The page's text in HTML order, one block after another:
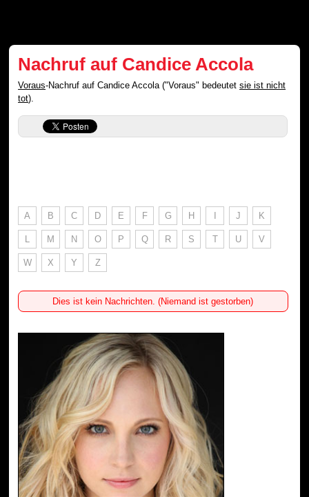
Nachruf auf Candice Accola
Voraus-Nachruf auf Candice Accola ("Voraus" bedeutetsie ist nicht
tot).
A B C D E F G H I J K
L M N O P Q R S T U V
W X Y Z
Dies ist kein Nachrichten. (Niemand ist gestorben)